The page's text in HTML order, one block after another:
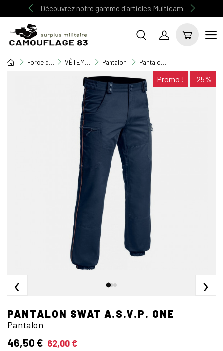
Découvrez notre gamme d'articles Multicam
Force de l'ordre VÊTEMENT GENDARMERIE / POLICE Pantalon Pantalon Swat A.S.V.P. ONE
‹ ›
Promo ! -25%
PANTALON SWAT A.S.V.P. ONE
Pantalon
46,50 € 62,00 €